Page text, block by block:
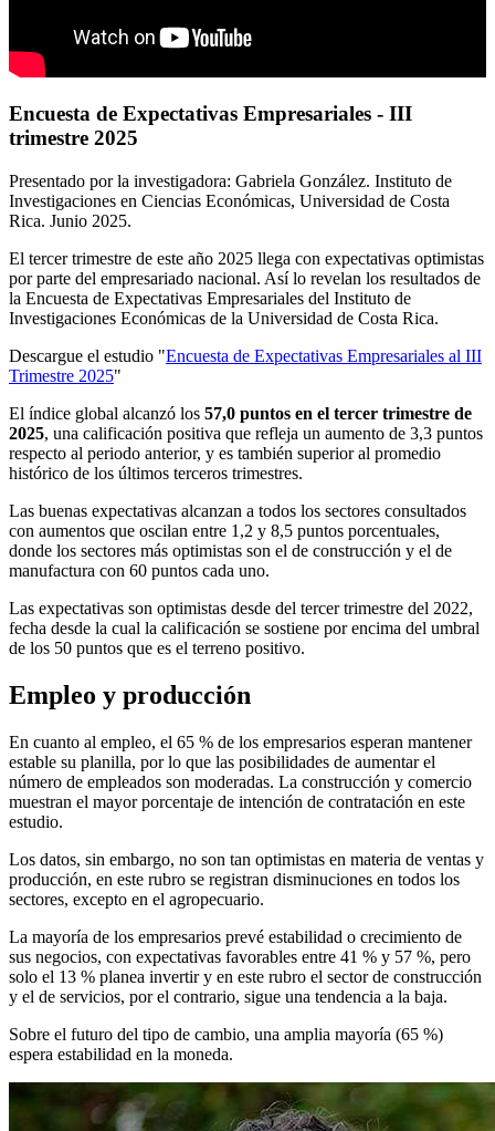
Encuesta de Expectativas Empresariales - III
trimestre 2025
Presentado por la investigadora: Gabriela González. Instituto de
Investigaciones en Ciencias Económicas, Universidad de Costa
Rica. Junio 2025.
El tercer trimestre de este año 2025 llega con expectativas optimistas
por parte del empresariado nacional. Así lo revelan los resultados de
la Encuesta de Expectativas Empresariales del Instituto de
Investigaciones Económicas de la Universidad de Costa Rica.
Descargue el estudio "Encuesta de Expectativas Empresariales al III
Trimestre 2025"
El índice global alcanzó los 57,0 puntos en el tercer trimestre de
2025, una calificación positiva que refleja un aumento de 3,3 puntos
respecto al periodo anterior, y es también superior al promedio
histórico de los últimos terceros trimestres.
Las buenas expectativas alcanzan a todos los sectores consultados
con aumentos que oscilan entre 1,2 y 8,5 puntos porcentuales,
donde los sectores más optimistas son el de construcción y el de
manufactura con 60 puntos cada uno.
Las expectativas son optimistas desde del tercer trimestre del 2022,
fecha desde la cual la calificación se sostiene por encima del umbral
de los 50 puntos que es el terreno positivo.
Empleo y producción
En cuanto al empleo, el 65 % de los empresarios esperan mantener
estable su planilla, por lo que las posibilidades de aumentar el
número de empleados son moderadas. La construcción y comercio
muestran el mayor porcentaje de intención de contratación en este
estudio.
Los datos, sin embargo, no son tan optimistas en materia de ventas y
producción, en este rubro se registran disminuciones en todos los
sectores, excepto en el agropecuario.
La mayoría de los empresarios prevé estabilidad o crecimiento de
sus negocios, con expectativas favorables entre 41 % y 57 %, pero
solo el 13 % planea invertir y en este rubro el sector de construcción
y el de servicios, por el contrario, sigue una tendencia a la baja.
Sobre el futuro del tipo de cambio, una amplia mayoría (65 %)
espera estabilidad en la moneda.